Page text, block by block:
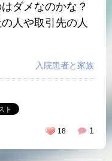
ダメなのかな？
人や取引先の人
入院患者と家族
1
18